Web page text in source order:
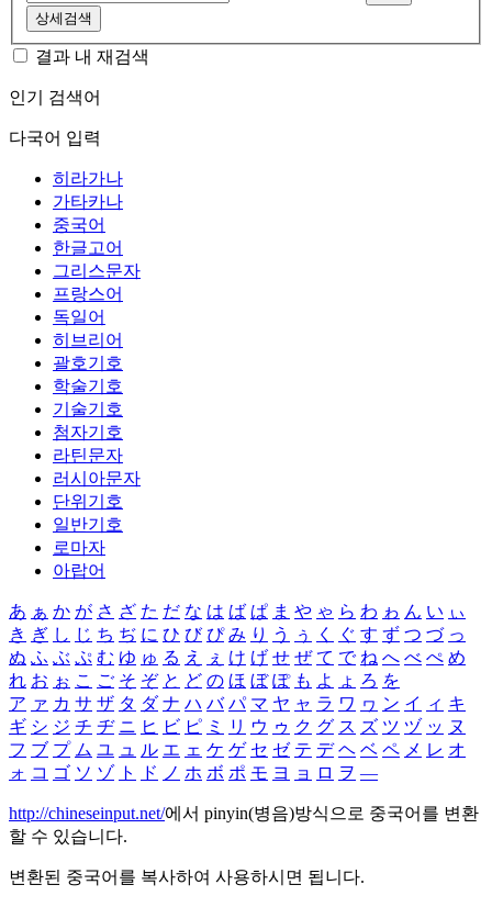
상세검색
결과 내 재검색
인기 검색어
다국어 입력
히라가나
가타카나
중국어
한글고어
그리스문자
프랑스어
독일어
히브리어
괄호기호
학술기호
기술기호
첨자기호
라틴문자
러시아문자
단위기호
일반기호
로마자
아랍어
あ ぁ か が さ ざ た だ な は ば ぱ ま や ゃ ら わ ゎ ん い ぃ
き ぎ し じ ち ぢ に ひ び ぴ み り う ぅ く ぐ す ず つ づ っ
ぬ ふ ぶ ぷ む ゆ ゅ る え ぇ け げ せ ぜ て で ね へ べ ぺ め
れ お ぉ こ ご そ ぞ と ど の ほ ぼ ぽ も よ ょ ろ を
ア ァ カ サ ザ タ ダ ナ ハ バ パ マ ヤ ャ ラ ワ ヮ ン イ ィ キ
ギ シ ジ チ ヂ ニ ヒ ビ ピ ミ リ ウ ゥ ク グ ス ズ ツ ヅ ッ ヌ
フ ブ プ ム ユ ュ ル エ ェ ケ ゲ セ ゼ テ デ ヘ ベ ペ メ レ オ
ォ コ ゴ ソ ゾ ト ド ノ ホ ボ ポ モ ヨ ョ ロ ヲ ―
http://chineseinput.net/에서 pinyin(병음)방식으로 중국어를 변환
할 수 있습니다.
변환된 중국어를 복사하여 사용하시면 됩니다.